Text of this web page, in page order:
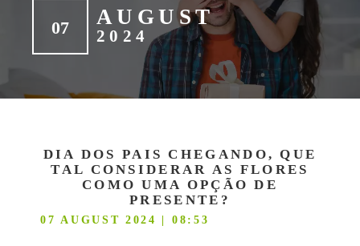
07 AUGUST
2024
DIA DOS PAIS CHEGANDO, QUE
TAL CONSIDERAR AS FLORES
COMO UMA OPÇÃO DE
PRESENTE?
07 AUGUST 2024 | 08:53